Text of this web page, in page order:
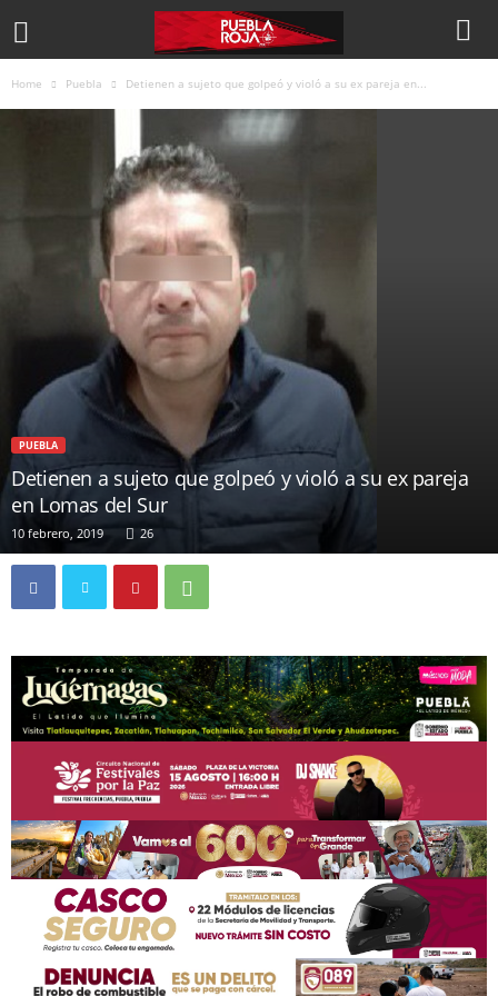
Home Puebla Detienen a sujeto que golpeó y violó a su ex pareja en...
PUEBLA
Detienen a sujeto que golpeó y violó a su ex pareja
en Lomas del Sur
10 febrero, 2019 26